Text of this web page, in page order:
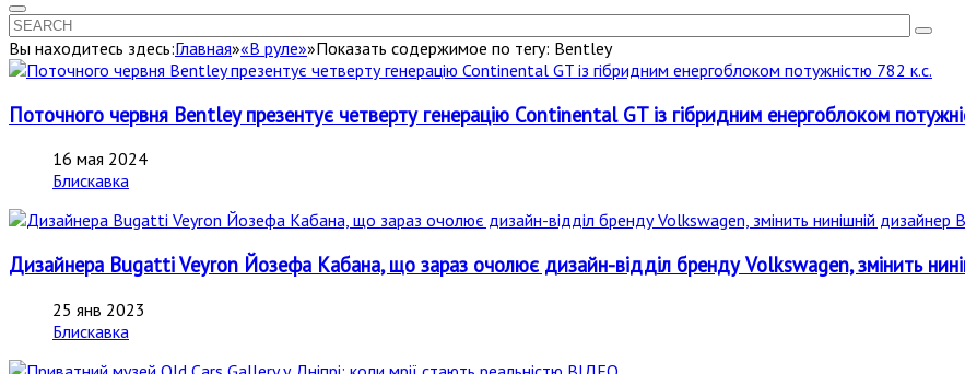
Вы находитесь здесь:Главная»«В руле»»Показать содержимое по тегу: Bentley
Поточного червня Bentley презентує четверту генерацію Continental GT із гібридним енергоблоком
16 мая 2024
Блискавка
Дизайнера Bugatti Veyron Йозефа Кабана, що зараз очолює дизайн-відділ бренду Volkswagen, змінить
25 янв 2023
Блискавка